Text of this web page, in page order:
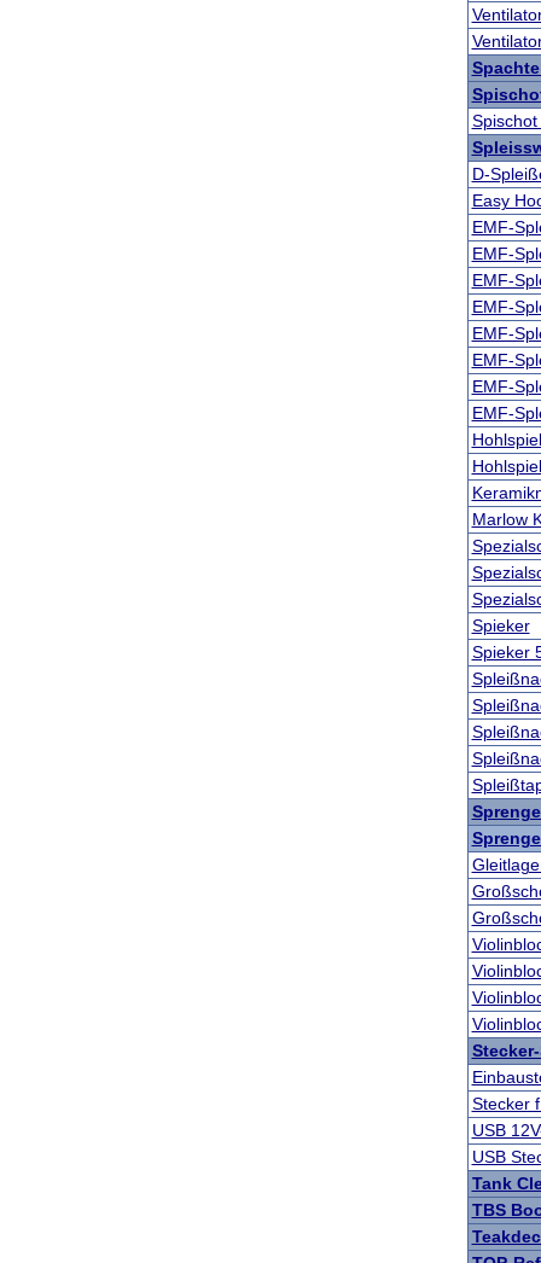
D-
Easy
EMF-
EMF-
EMF-
EMF-
EMF-
EMF-
EMF-
EMF-
Marlow
Spieker
Spieker
Stecker
USB
USB
Tank
TBS